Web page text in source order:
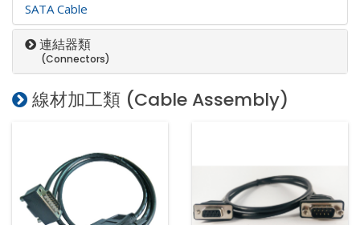
SATA Cable
連結器類
(Connectors)
線材加工類 (Cable Assembly)